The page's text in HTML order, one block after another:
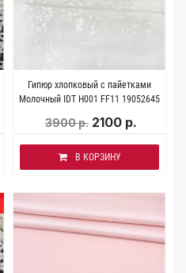
Гипюр хлопковый с пайетками
Молочный IDT H001 FF11 19052645
3900 р. 2100 р.
В КОРЗИНУ